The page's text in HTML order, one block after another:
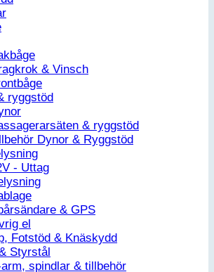
& Vinsch
ryggstöd
& ryggstöd
Dynor & Ryggstöd
- Uttag
& GPS
el
Fotstöd & Knäskydd
Styrstål
spindlar & tillbehör